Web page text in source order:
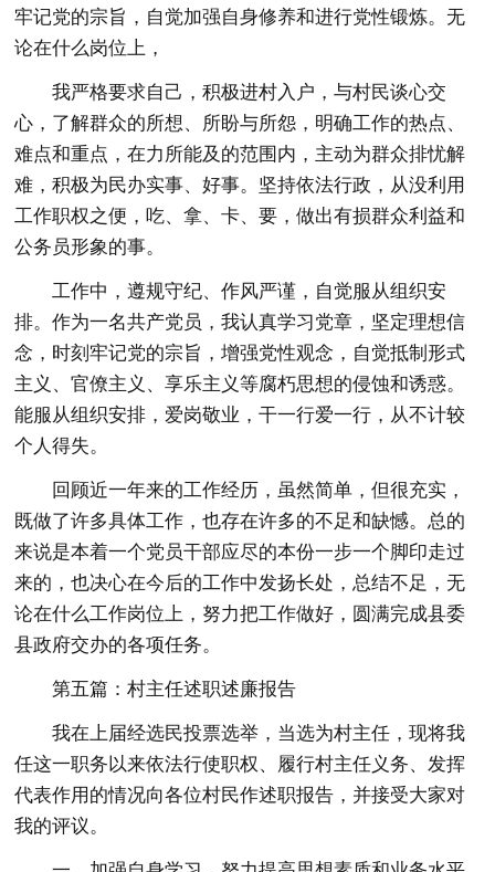
牢记党的宗旨，自觉加强自身修养和进行党性锻炼。无
论在什么岗位上，
我严格要求自己，积极进村入户，与村民谈心交
心，了解群众的所想、所盼与所怨，明确工作的热点、
难点和重点，在力所能及的范围内，主动为群众排忧解
难，积极为民办实事、好事。坚持依法行政，从没利用
工作职权之便，吃、拿、卡、要，做出有损群众利益和
公务员形象的事。
工作中，遵规守纪、作风严谨，自觉服从组织安
排。作为一名共产党员，我认真学习党章，坚定理想信
念，时刻牢记党的宗旨，增强党性观念，自觉抵制形式
主义、官僚主义、享乐主义等腐朽思想的侵蚀和诱惑。
能服从组织安排，爱岗敬业，干一行爱一行，从不计较
个人得失。
回顾近一年来的工作经历，虽然简单，但很充实，
既做了许多具体工作，也存在许多的不足和缺憾。总的
来说是本着一个党员干部应尽的本份一步一个脚印走过
来的，也决心在今后的工作中发扬长处，总结不足，无
论在什么工作岗位上，努力把工作做好，圆满完成县委
县政府交办的各项任务。
第五篇：村主任述职述廉报告
我在上届经选民投票选举，当选为村主任，现将我
任这一职务以来依法行使职权、履行村主任义务、发挥
代表作用的情况向各位村民作述职报告，并接受大家对
我的评议。